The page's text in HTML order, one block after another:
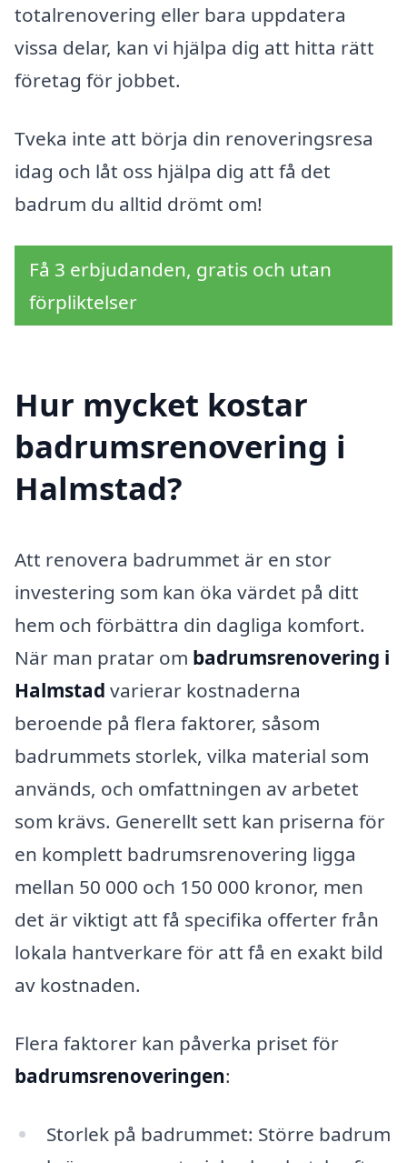
totalrenovering eller bara uppdatera
vissa delar, kan vi hjälpa dig att hitta rätt
företag för jobbet.
Tveka inte att börja din renoveringsresa
idag och låt oss hjälpa dig att få det
badrum du alltid drömt om!
Få 3 erbjudanden, gratis och utan
förpliktelser
Hur mycket kostar
badrumsrenovering i
Halmstad?
Att renovera badrummet är en stor
investering som kan öka värdet på ditt
hem och förbättra din dagliga komfort.
När man pratar om badrumsrenovering i
Halmstad varierar kostnaderna
beroende på flera faktorer, såsom
badrummets storlek, vilka material som
används, och omfattningen av arbetet
som krävs. Generellt sett kan priserna för
en komplett badrumsrenovering ligga
mellan 50 000 och 150 000 kronor, men
det är viktigt att få specifika offerter från
lokala hantverkare för att få en exakt bild
av kostnaden.
Flera faktorer kan påverka priset för
badrumsrenoveringen:
Storlek på badrummet: Större badrum